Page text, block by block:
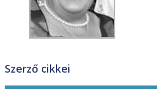
Szerző cikkei